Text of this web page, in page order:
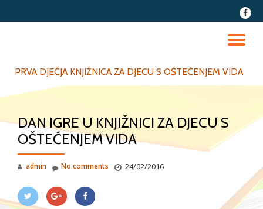
fa-
PRVA DJEČJA KNJIŽNICA ZA DJECU S OŠTEĆENJEM VIDA
DAN IGRE U KNJIŽNICI ZA DJECU S
OŠTEĆENJEM VIDA
admin 24/02/2016
No comments